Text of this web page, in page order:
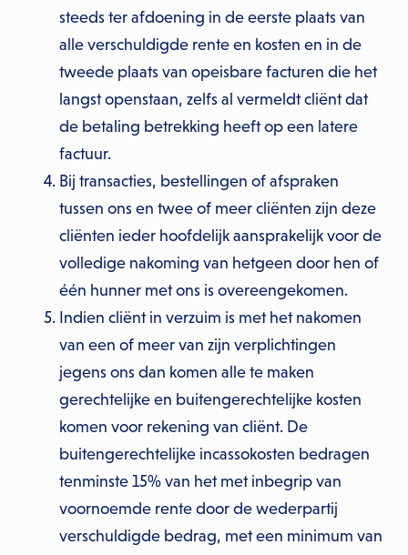
steeds ter afdoening in de eerste plaats van
alle verschuldigde rente en kosten en in de
tweede plaats van opeisbare facturen die het
langst openstaan, zelfs al vermeldt cliënt dat
de betaling betrekking heeft op een latere
factuur.
Bij transacties, bestellingen of afspraken
tussen ons en twee of meer cliënten zijn deze
cliënten ieder hoofdelijk aansprakelijk voor de
volledige nakoming van hetgeen door hen of
één hunner met ons is overeengekomen.
Indien cliënt in verzuim is met het nakomen
van een of meer van zijn verplichtingen
jegens ons dan komen alle te maken
gerechtelijke en buitengerechtelijke kosten
komen voor rekening van cliënt. De
buitengerechtelijke incassokosten bedragen
tenminste 15% van het met inbegrip van
voornoemde rente door de wederpartij
verschuldigde bedrag, met een minimum van